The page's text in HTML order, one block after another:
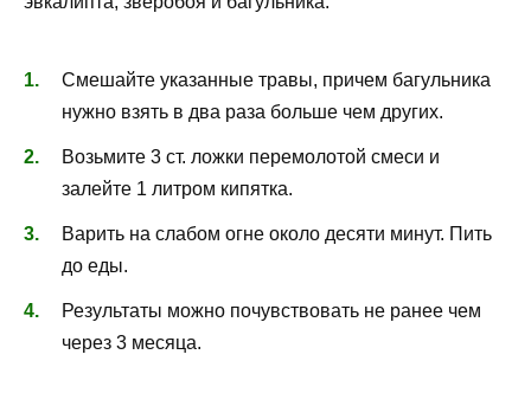
Смешайте указанные травы, причем багульника
нужно взять в два раза больше чем других.
Возьмите 3 ст. ложки перемолотой смеси и
залейте 1 литром кипятка.
Варить на слабом огне около десяти минут. Пить
до еды.
Результаты можно почувствовать не ранее чем
через 3 месяца.